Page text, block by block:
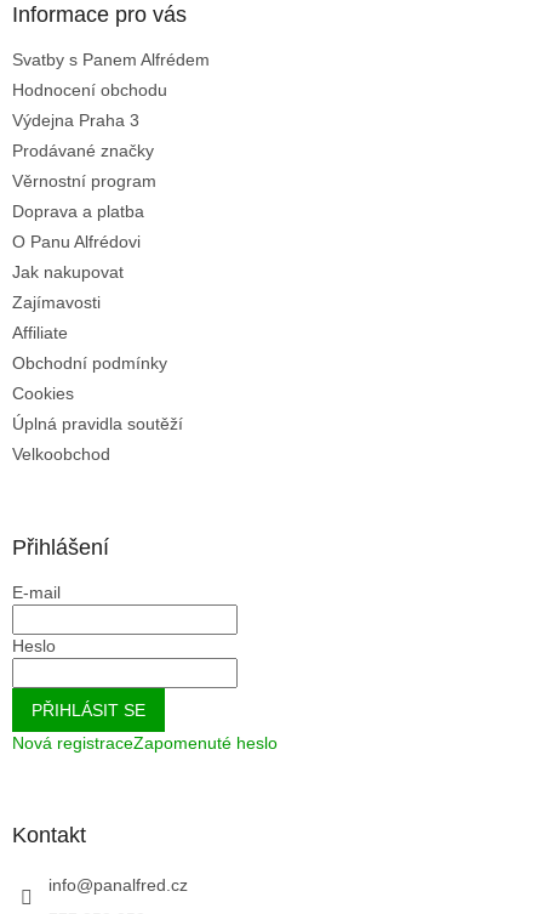
Informace pro vás
Svatby s Panem Alfrédem
Hodnocení obchodu
Výdejna Praha 3
Prodávané značky
Věrnostní program
Doprava a platba
O Panu Alfrédovi
Jak nakupovat
Zajímavosti
Affiliate
Obchodní podmínky
Cookies
Úplná pravidla soutěží
Velkoobchod
Přihlášení
E-mail
Heslo
PŘIHLÁSIT SE
Nová registraceZapomenuté heslo
Kontakt
info@panalfred.cz